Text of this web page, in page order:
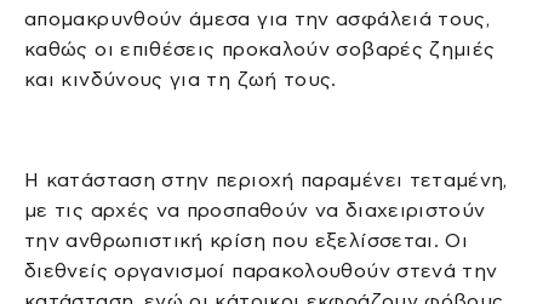
απομακρυνθούν άμεσα για την ασφάλειά τους,
καθώς οι επιθέσεις προκαλούν σοβαρές ζημιές
και κινδύνους για τη ζωή τους.
Η κατάσταση στην περιοχή παραμένει τεταμένη,
με τις αρχές να προσπαθούν να διαχειριστούν
την ανθρωπιστική κρίση που εξελίσσεται. Οι
διεθνείς οργανισμοί παρακολουθούν στενά την